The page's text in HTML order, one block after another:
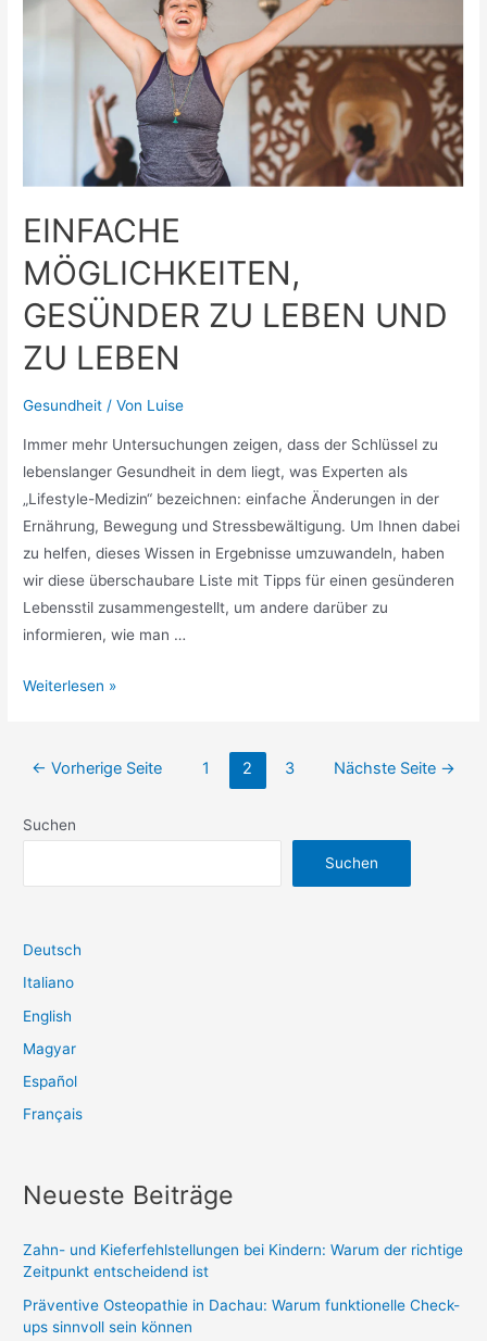
EINFACHE
MÖGLICHKEITEN,
GESÜNDER ZU LEBEN UND
ZU LEBEN
Gesundheit / Von Luise
Immer mehr Untersuchungen zeigen, dass der Schlüssel zu
lebenslanger Gesundheit in dem liegt, was Experten als
„Lifestyle-Medizin“ bezeichnen: einfache Änderungen in der
Ernährung, Bewegung und Stressbewältigung. Um Ihnen dabei
zu helfen, dieses Wissen in Ergebnisse umzuwandeln, haben
wir diese überschaubare Liste mit Tipps für einen gesünderen
Lebensstil zusammengestellt, um andere darüber zu
informieren, wie man …
EINFACHE
ZU
UND
Weiterlesen »
Seitennummerierung
Beiträge
← Vorherige Seite 1 2 3 Nächste Seite →
Suchen
Suchen
Deutsch
Italiano
English
Magyar
Español
Français
Neueste Beiträge
Zahn- und Kieferfehlstellungen bei Kindern: Warum der richtige
Zeitpunkt entscheidend ist
Präventive Osteopathie in Dachau: Warum funktionelle Check-
ups sinnvoll sein können